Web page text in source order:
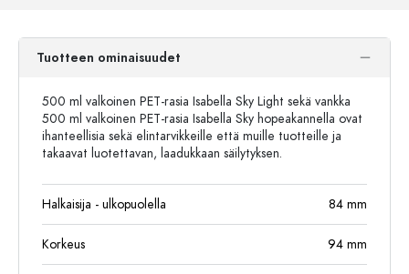
Tuotteen ominaisuudet
500 ml valkoinen PET-rasia Isabella Sky Light sekä vankka
500 ml valkoinen PET-rasia Isabella Sky hopeakannella ovat
ihanteellisia sekä elintarvikkeille että muille tuotteille ja
takaavat luotettavan, laadukkaan säilytyksen.
Halkaisija - ulkopuolella 84 mm
Korkeus 94 mm